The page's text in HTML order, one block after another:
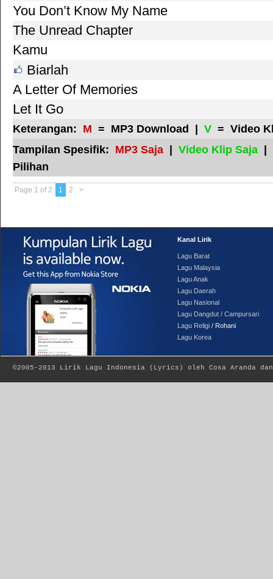
You Don’t Know My Name
The Unread Chapter
Kamu
Biarlah
A Letter Of Memories
Let It Go
Keterangan: M = MP3 Download | V = Video
Tampilan Spesifik: MP3 Saja Video Klip Saja
Pilihan
Page 1 of 2 1 2 >
Kanal Lirik
Lagu Barat
Lagu Malaysia
Lagu Anak
Lagu Daerah
Lagu Nasional
Lagu Dangdut / Campursari
Lagu Religi / Rohani
Lagu Korea
©2005-2013 Lirik Lagu Indonesia ( Lyrics ) oleh Cosa Aranda